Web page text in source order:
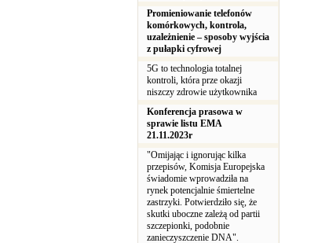
Promieniowanie telefonów
komórkowych, kontrola,
uzależnienie – sposoby wyjścia
z pułapki cyfrowej
5G to technologia totalnej
kontroli, która prze okazji
niszczy zdrowie użytkownika
Konferencja prasowa w
sprawie listu EMA
21.11.2023r
"Omijając i ignorując kilka
przepisów, Komisja Europejska
świadomie wprowadziła na
rynek potencjalnie śmiertelne
zastrzyki. Potwierdziło się, że
skutki uboczne zależą od partii
szczepionki, podobnie
zanieczyszczenie DNA".